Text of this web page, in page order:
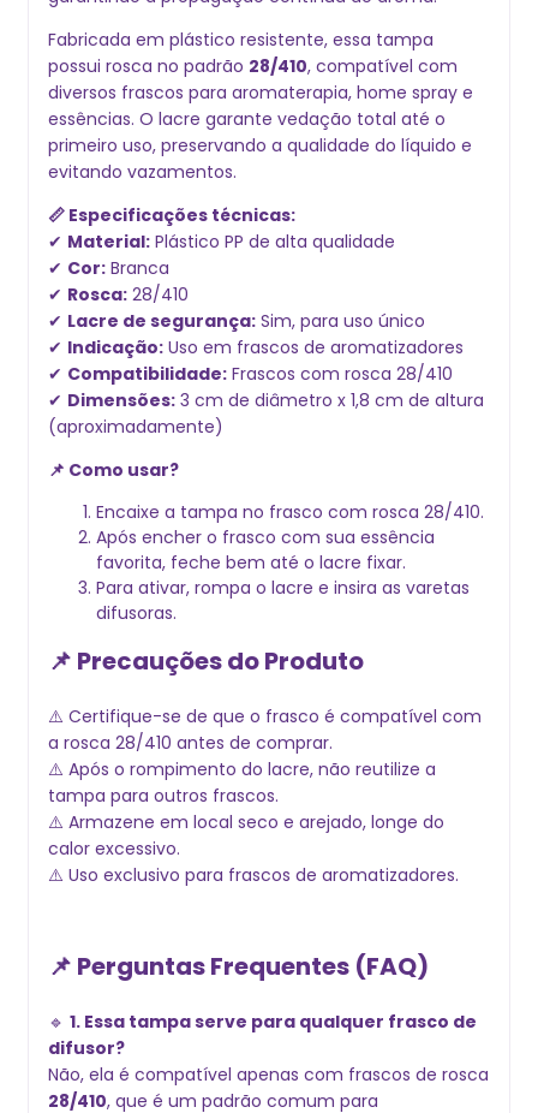
Fabricada em plástico resistente, essa tampa
possui rosca no padrão 28/410, compatível com
diversos frascos para aromaterapia, home spray e
essências. O lacre garante vedação total até o
primeiro uso, preservando a qualidade do líquido e
evitando vazamentos.
📏 Especificações técnicas:
✔ Material: Plástico PP de alta qualidade
✔ Cor: Branca
✔ Rosca: 28/410
✔ Lacre de segurança: Sim, para uso único
✔ Indicação: Uso em frascos de aromatizadores
✔ Compatibilidade: Frascos com rosca 28/410
✔ Dimensões: 3 cm de diâmetro x 1,8 cm de altura
(aproximadamente)
📌 Como usar?
Encaixe a tampa no frasco com rosca 28/410.
Após encher o frasco com sua essência
favorita, feche bem até o lacre fixar.
Para ativar, rompa o lacre e insira as varetas
difusoras.
📌 Precauções do Produto
⚠️ Certifique-se de que o frasco é compatível com
a rosca 28/410 antes de comprar.
⚠️ Após o rompimento do lacre, não reutilize a
tampa para outros frascos.
⚠️ Armazene em local seco e arejado, longe do
calor excessivo.
⚠️ Uso exclusivo para frascos de aromatizadores.
📌 Perguntas Frequentes (FAQ)
🔹 1. Essa tampa serve para qualquer frasco de
difusor?
Não, ela é compatível apenas com frascos de rosca
28/410, que é um padrão comum para